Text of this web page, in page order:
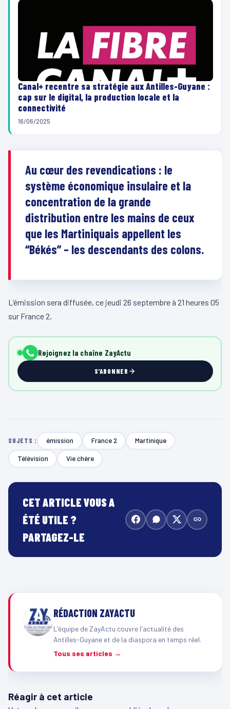
Canal+ recentre sa stratégie aux Antilles-Guyane :
cap sur le digital, la production locale et la
connectivité
16/06/2025
Au cœur des revendications : le
système économique insulaire et la
concentration de la grande
distribution entre les mains de ceux
que les Martiniquais appellent les
“Békés” – les descendants des colons.
L’émission sera diffusée, ce jeudi 26 septembre à 21 heures 05
sur France 2.
Rejoignez la chaîne ZayActu
S'ABONNER
SUJETS : émission France 2 Martinique
Télévision Vie chère
CET ARTICLE VOUS A
ÉTÉ UTILE ?
PARTAGEZ-LE
RÉDACTION ZAYACTU
L'équipe de ZayActu couvre l'actualité des
Antilles-Guyane et de la diaspora en temps réel.
Tous ses articles →
Réagir à cet article